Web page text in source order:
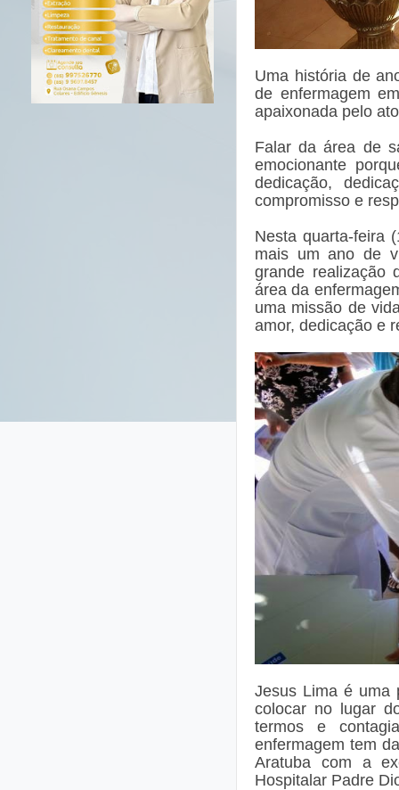
Uma história de
de enfermagem
apaixonada pelo
Falar da área de
emocionante
dedicação,
compromisso e
Nesta quarta-feira
mais um ano de
grande realização
área da
uma missão de
amor, dedicação e
Jesus Lima é uma
colocar no lugar
termos e
enfermagem tem
Aratuba com a
Hospitalar Padre